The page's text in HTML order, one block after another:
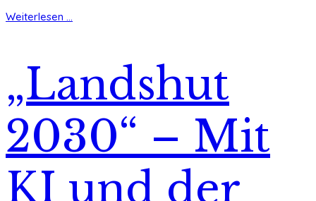
Weiterlesen ...
„Landshut
2030“ – Mit
KI und der